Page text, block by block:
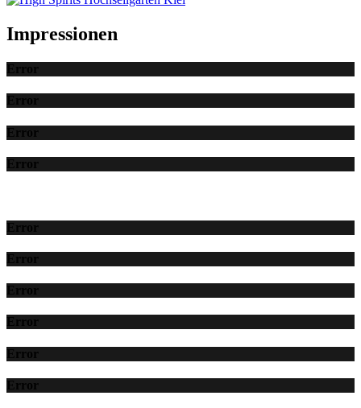
Impressionen
Error
Error
Error
Error
Error
Error
Error
Error
Error
Error